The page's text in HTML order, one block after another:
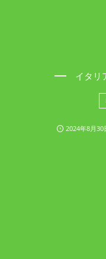
イタリ
2024年8月30